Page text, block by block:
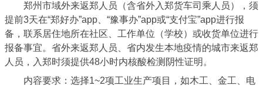
郑州市域外来返郑人员（含省外入郑货车司乘人员），须
提前3天在“郑好办”app、“豫事办”app或“支付宝”app进行报
备，联系居住地所在社区、工作单位（学校）或收货单位进行
报备事宜。省外来返郑人员、省内发生本地疫情的城市来返郑
人员，入郑时须提供48小时内核酸检测阴性证明。
内容要求：选择1~2项工业生产项目，如木工、金工、电